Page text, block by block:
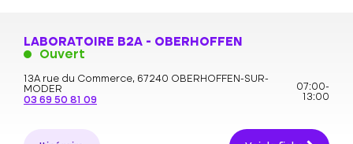
LABORATOIRE B2A - OBERHOFFEN
Ouvert
13A rue du Commerce, 67240 OBERHOFFEN-SUR-
MODER
03 69 50 81 09
07:00-
13:00